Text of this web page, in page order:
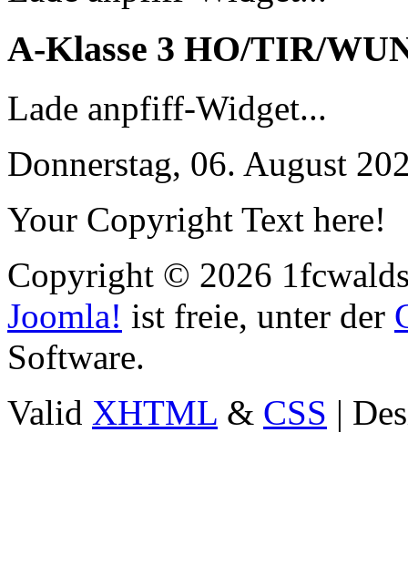
A-Klasse 3 HO/TIR/
Lade anpfiff-Widget...
Donnerstag, 06. August
Your Copyright Text here!
Copyright © 2026
Joomla! ist freie, unter der
Software.
Valid XHTML & CSS |